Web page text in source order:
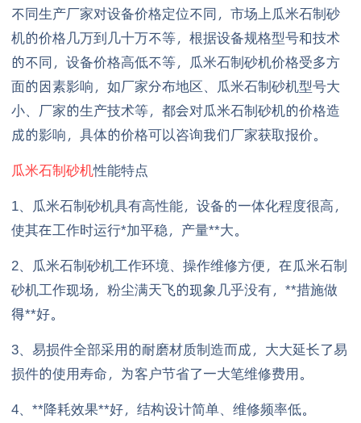
不同生产厂家对设备价格定位不同，市场上瓜米石制砂
机的价格几万到几十万不等，根据设备规格型号和技术
的不同，设备价格高低不等，瓜米石制砂机价格受多方
面的因素影响，如厂家分布地区、瓜米石制砂机型号大
小、厂家的生产技术等，都会对瓜米石制砂机的价格造
成的影响，具体的价格可以咨询我们厂家获取报价。
瓜米石制砂机性能特点
1、瓜米石制砂机具有高性能，设备的一体化程度很高，
使其在工作时运行*加平稳，产量**大。
2、瓜米石制砂机工作环境、操作维修方便，在瓜米石制
砂机工作现场，粉尘满天飞的现象几乎没有，**措施做
得**好。
3、易损件全部采用的耐磨材质制造而成，大大延长了易
损件的使用寿命，为客户节省了一大笔维修费用。
4、**降耗效果**好，结构设计简单、维修频率低。